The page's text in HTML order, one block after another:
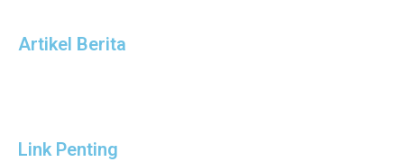
Artikel Berita
Link Penting